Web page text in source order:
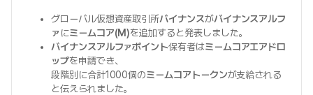
グローバル仮想資産取引所バイナンスがバイナンスアルフ
ァ にミームコア(M)を追加すると発表しました。
バイナンスアルファポイント保有者はミームコアエアドロ
ップを申請でき、
段階別に合計1000個のミームコアトークンが支給される
と伝えられました。